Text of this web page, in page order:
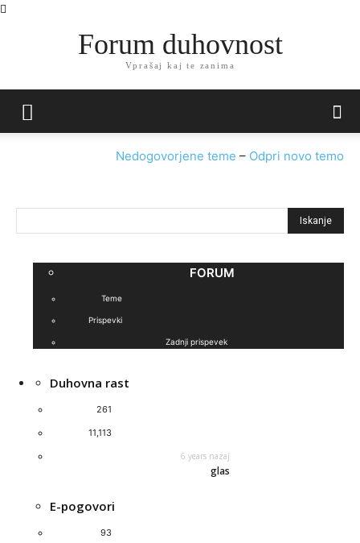
Forum duhovnost
Vprašaj kaj te zanima
Nedogovorjene teme – Odpri novo temo
FORUM
Teme
Prispevki
Zadnji prispevek
Duhovna rast
261
11,113
6 years nazaj
glas
E-pogovori
93